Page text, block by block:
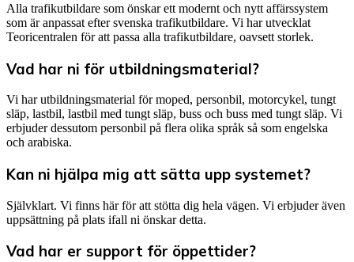
Alla trafikutbildare som önskar ett modernt och nytt affärssystem
som är anpassat efter svenska trafikutbildare. Vi har utvecklat
Teoricentralen för att passa alla trafikutbildare, oavsett storlek.
Vad har ni för utbildningsmaterial?
Vi har utbildningsmaterial för moped, personbil, motorcykel, tungt
släp, lastbil, lastbil med tungt släp, buss och buss med tungt släp. Vi
erbjuder dessutom personbil på flera olika språk så som engelska
och arabiska.
Kan ni hjälpa mig att sätta upp systemet?
Självklart. Vi finns här för att stötta dig hela vägen. Vi erbjuder även
uppsättning på plats ifall ni önskar detta.
Vad har er support för öppettider?